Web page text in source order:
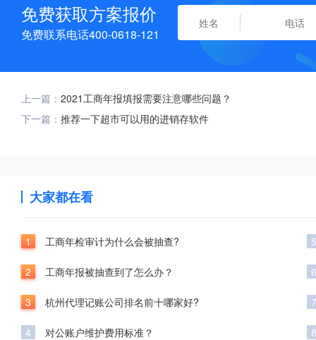
免费获取方案报价
免费联系电话400-0618-121
上一篇： 2021工商年报填报需要注意哪些问题？
下一篇： 推荐一下超市可以用的进销存软件
大家都在看
1 工商年检审计为什么会被抽查?
2 工商年报被抽查到了怎么办？
3 杭州代理记账公司排名前十哪家好?
4 对公账户维护费用标准？
5
6
7
8